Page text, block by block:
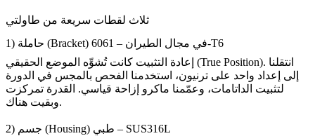
ثلاث لقطات سريعة من طاولتي
1) حاملة (Bracket) في مجال الطيران – 6061-T6
إعادة التثبيت كانت تُشوِّه الموضع الحقيقي (True Position). انتقلنا
إلى إعداد واحد على ترنيون، استخدمنا الفحص بالمجس في الدورة
لتثبيت الداتامات، وعمّمنا ماكرو إزاحة قياسي. القدرة تمركزت
وبقيت هناك.
2) جسم (Housing) طبي – SUS316L